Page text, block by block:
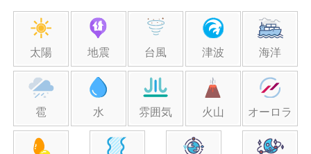
太陽 地震 台風 津波 海洋
雹 水 雰囲気 火山 オーロラ